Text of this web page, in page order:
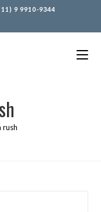
9 9910-9344
rush